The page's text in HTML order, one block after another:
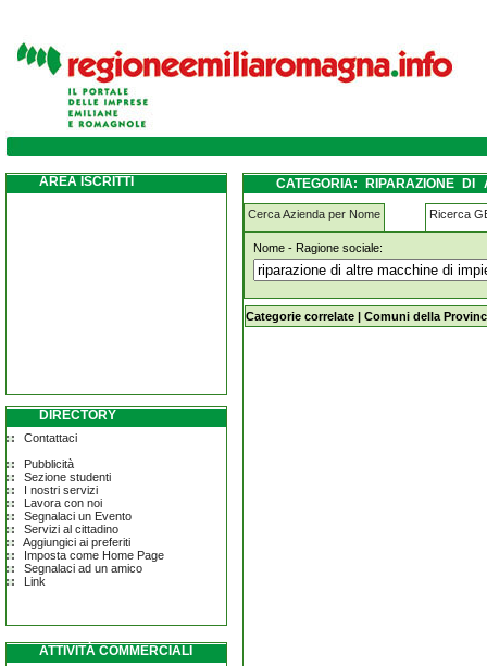
riparazione-di-altre-macchine-di-
AREA ISCRITTI
DIRECTORY
Contattaci
Pubblicità
Sezione studenti
I nostri servizi
Lavora con noi
Segnalaci un Evento
Servizi al cittadino
Aggiungici ai preferiti
Imposta come Home Page
Segnalaci ad un amico
Link
ATTIVITÀ COMMERCIALI
CATEGORIA: RIPARAZIONE DI
DELLE CORTI
Cerca Azienda per Nome Ricerca
Nome - Ragione sociale:
riparazione-di-altre-macchine-di-
Categorie correlate | Comuni della